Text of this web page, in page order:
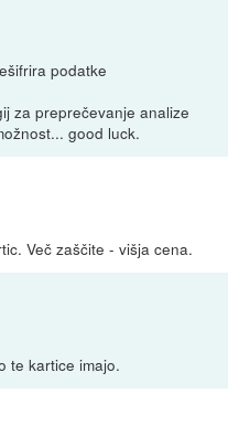
podatke
za preprečevanje analize
good luck.
Več zaščite - višja cena.
te kartice imajo.